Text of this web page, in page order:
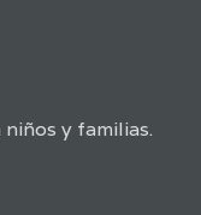
y familias.